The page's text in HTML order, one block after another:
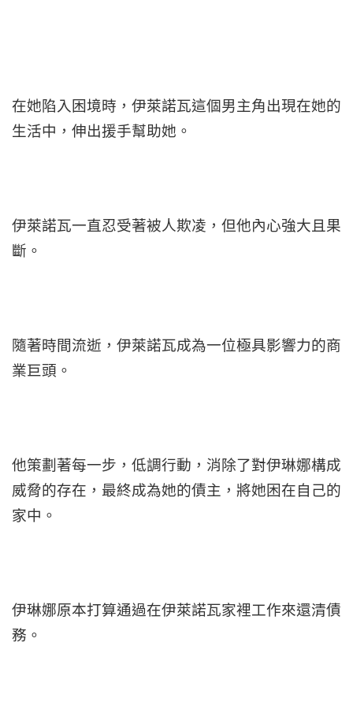
在她陷入困境時，伊萊諾瓦這個男主角出現在她的
生活中，伸出援手幫助她。
伊萊諾瓦一直忍受著被人欺凌，但他內心強大且果
斷。
隨著時間流逝，伊萊諾瓦成為一位極具影響力的商
業巨頭。
他策劃著每一步，低調行動，消除了對伊琳娜構成
威脅的存在，最終成為她的債主，將她困在自己的
家中。
伊琳娜原本打算通過在伊萊諾瓦家裡工作來還清債
務。